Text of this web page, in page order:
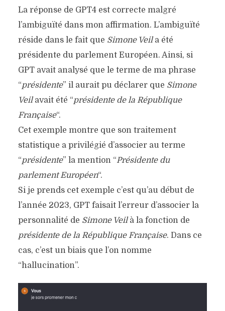
La réponse de GPT4 est correcte malgré
l’ambiguïté dans mon affirmation. L’ambiguïté
réside dans le fait que Simone Veila été
présidente du parlement Européen. Ainsi, si
GPT avait analysé que le terme de ma phrase
“présidente” il aurait pu déclarer que Simone
Veilavait été “présidente de la République
Française“.
Cet exemple montre que son traitement
statistique a privilégié d’associer au terme
“présidente” la mention “Présidente du
parlement Européen“.
Si je prends cet exemple c’est qu’au début de
l’année 2023, GPT faisait l’erreur d’associer la
personnalité de Simone Veilà la fonction de
présidente de la République Française. Dans ce
cas, c’est un biais que l’on nomme
“hallucination”.